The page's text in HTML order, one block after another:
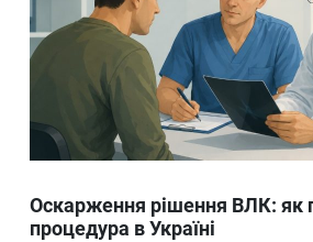
Оскарження рішення ВЛК: як
процедура в Україні